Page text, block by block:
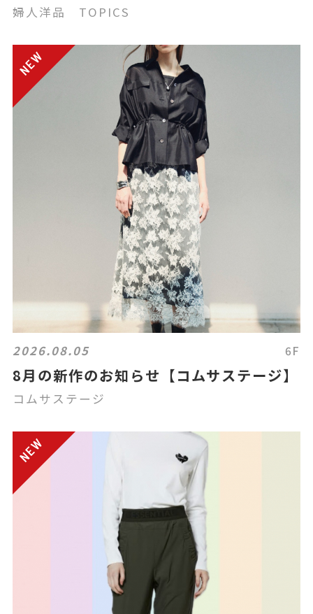
婦人洋品 TOPICS
2026.08.05 6F
8月の新作のお知らせ【コムサステージ】
コムサステージ